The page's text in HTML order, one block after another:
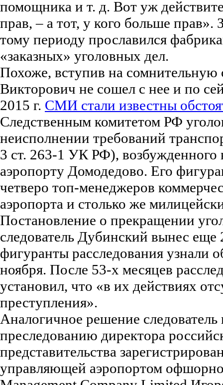
помощника и т. д. Вот уж
прав, – а тот, у кого больше прав».
тому периоду прославился
«заказных» уголовных дел.
Похоже, вступив на сомнительную
Викторович не сошел с нее и по
2015 г. СМИ стали известны
Следственным комитетом РФ
неисполнении требований
3 ст. 263-1 УК РФ), возбужденного
аэропорту Домодедово. Его
четверо топ-менеджеров
аэропорта и столько же
Постановление о прекращении
следователь Дубинский вынес еще
фигуранты расследования узнали
ноября. После 53-х месяцев
установил, что «в их действиях
преступления».
Аналогичное решение
преследованию директора
представительства
управляющей аэропортом